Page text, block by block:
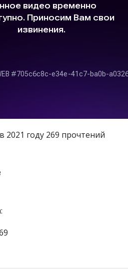
2021 году 269 прочтений